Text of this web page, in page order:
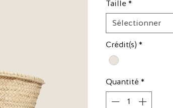
Taille *
Sélectionner
Crédit(s) *
Quantité *